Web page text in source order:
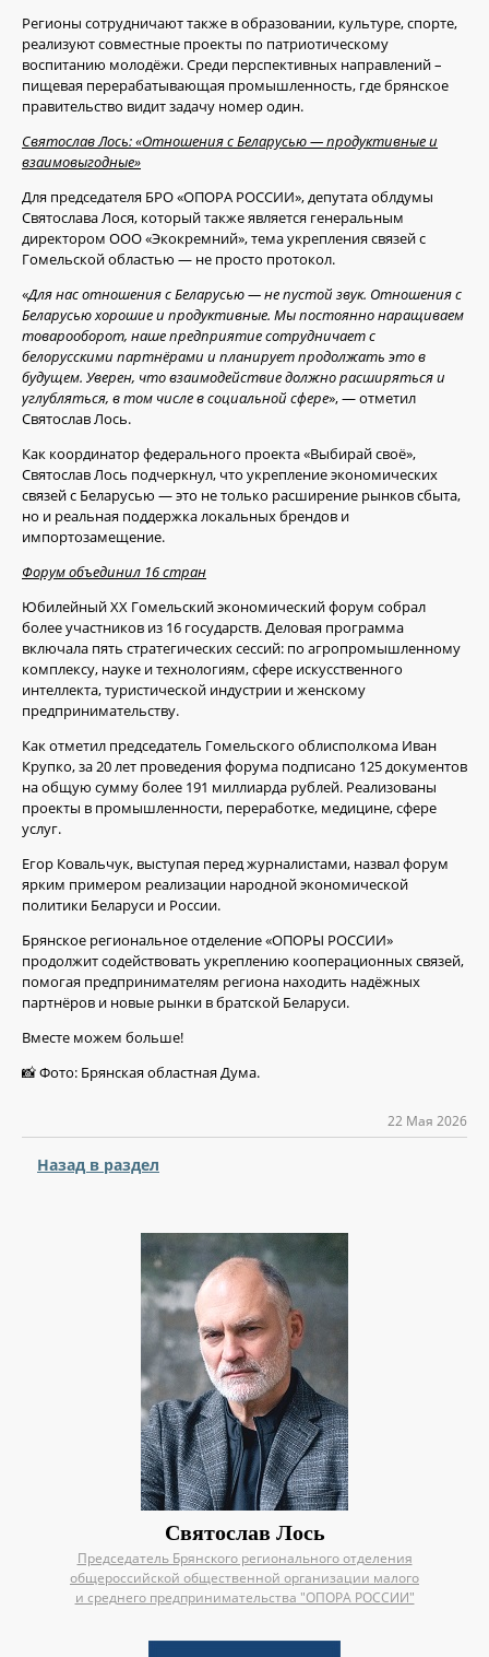
Святослав Лось
Председатель Брянского регионального отделения
общероссийской общественной организации малого
и среднего предпринимательства "ОПОРА РОССИИ"
Регионы сотрудничают также в образовании, культуре, спорте,
реализуют совместные проекты по патриотическому
воспитанию молодёжи. Среди перспективных направлений –
пищевая перерабатывающая промышленность, где брянское
правительство видит задачу номер один.
Святослав Лось: «Отношения с Беларусью — продуктивные и
взаимовыгодные»
Для председателя БРО «ОПОРА РОССИИ», депутата облдумы
Святослава Лося, который также является генеральным
директором ООО «Экокремний», тема укрепления связей с
Гомельской областью — не просто протокол.
«Для нас отношения с Беларусью — не пустой звук. Отношения с
Беларусью хорошие и продуктивные. Мы постоянно наращиваем
товарооборот, наше предприятие сотрудничает с
белорусскими партнёрами и планирует продолжать это в
будущем. Уверен, что взаимодействие должно расширяться и
углубляться, в том числе в социальной сфере», — отметил
Святослав Лось.
Как координатор федерального проекта «Выбирай своё»,
Святослав Лось подчеркнул, что укрепление экономических
связей с Беларусью — это не только расширение рынков сбыта,
но и реальная поддержка локальных брендов и
импортозамещение.
Форум объединил 16 стран
Юбилейный XX Гомельский экономический форум собрал
более участников из 16 государств. Деловая программа
включала пять стратегических сессий: по агропромышленному
комплексу, науке и технологиям, сфере искусственного
интеллекта, туристической индустрии и женскому
предпринимательству.
Как отметил председатель Гомельского облисполкома Иван
Крупко, за 20 лет проведения форума подписано 125 документов
на общую сумму более 191 миллиарда рублей. Реализованы
проекты в промышленности, переработке, медицине, сфере
услуг.
Егор Ковальчук, выступая перед журналистами, назвал форум
ярким примером реализации народной экономической
политики Беларуси и России.
Брянское региональное отделение «ОПОРЫ РОССИИ»
продолжит содействовать укреплению кооперационных связей,
помогая предпринимателям региона находить надёжных
партнёров и новые рынки в братской Беларуси.
Вместе можем больше!
📸 Фото: Брянская областная Дума.
22 Мая 2026
Назад в раздел